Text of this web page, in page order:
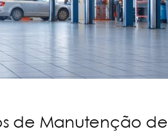
de Manutenção de